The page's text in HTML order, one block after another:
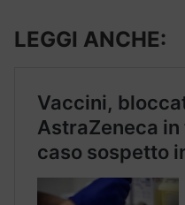
LEGGI ANCHE: